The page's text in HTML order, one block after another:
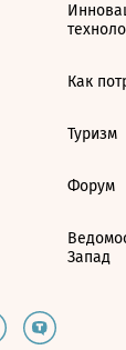
Как
Туризм
Форум
Запад